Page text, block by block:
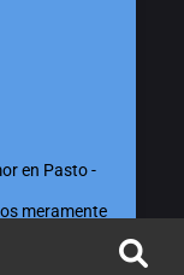
en Pasto -
meramente